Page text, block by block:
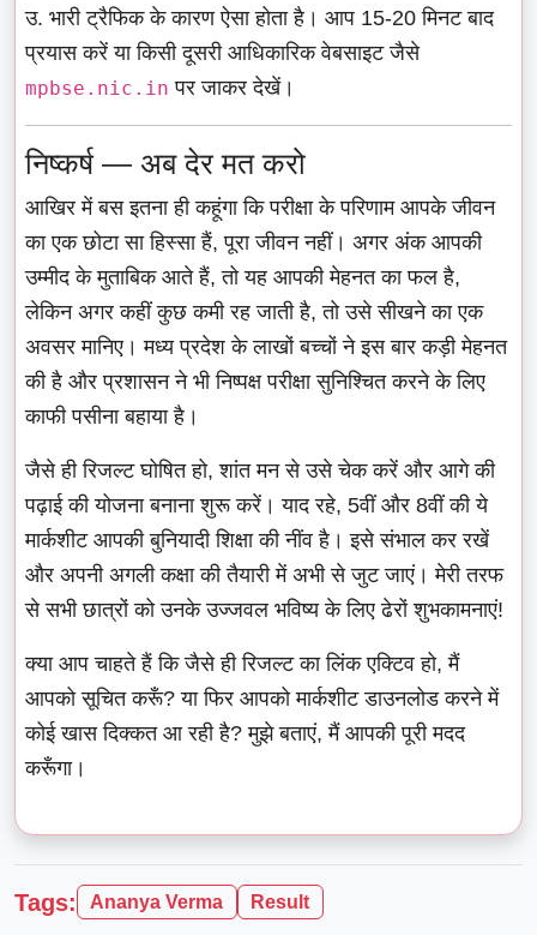
उ. भारी ट्रैफिक के कारण ऐसा होता है। आप 15-20 मिनट बाद
प्रयास करें या किसी दूसरी आधिकारिक वेबसाइट जैसे
mpbse.nic.in पर जाकर देखें।
निष्कर्ष — अब देर मत करो
आखिर में बस इतना ही कहूंगा कि परीक्षा के परिणाम आपके जीवन
का एक छोटा सा हिस्सा हैं, पूरा जीवन नहीं। अगर अंक आपकी
उम्मीद के मुताबिक आते हैं, तो यह आपकी मेहनत का फल है,
लेकिन अगर कहीं कुछ कमी रह जाती है, तो उसे सीखने का एक
अवसर मानिए। मध्य प्रदेश के लाखों बच्चों ने इस बार कड़ी मेहनत
की है और प्रशासन ने भी निष्पक्ष परीक्षा सुनिश्चित करने के लिए
काफी पसीना बहाया है।
जैसे ही रिजल्ट घोषित हो, शांत मन से उसे चेक करें और आगे की
पढ़ाई की योजना बनाना शुरू करें। याद रहे, 5वीं और 8वीं की ये
मार्कशीट आपकी बुनियादी शिक्षा की नींव है। इसे संभाल कर रखें
और अपनी अगली कक्षा की तैयारी में अभी से जुट जाएं। मेरी तरफ
से सभी छात्रों को उनके उज्जवल भविष्य के लिए ढेरों शुभकामनाएं!
क्या आप चाहते हैं कि जैसे ही रिजल्ट का लिंक एक्टिव हो, मैं
आपको सूचित करूँ? या फिर आपको मार्कशीट डाउनलोड करने में
कोई खास दिक्कत आ रही है? मुझे बताएं, मैं आपकी पूरी मदद
करूँगा।
Tags: Ananya Verma Result